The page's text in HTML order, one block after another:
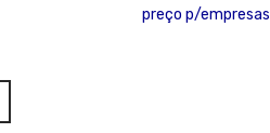
preço p/empresas